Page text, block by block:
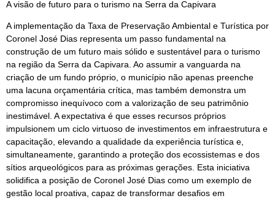
A visão de futuro para o turismo na Serra da Capivara
A implementação da Taxa de Preservação Ambiental e Turística por
Coronel José Dias representa um passo fundamental na
construção de um futuro mais sólido e sustentável para o turismo
na região da Serra da Capivara. Ao assumir a vanguarda na
criação de um fundo próprio, o município não apenas preenche
uma lacuna orçamentária crítica, mas também demonstra um
compromisso inequívoco com a valorização de seu patrimônio
inestimável. A expectativa é que esses recursos próprios
impulsionem um ciclo virtuoso de investimentos em infraestrutura e
capacitação, elevando a qualidade da experiência turística e,
simultaneamente, garantindo a proteção dos ecossistemas e dos
sítios arqueológicos para as próximas gerações. Esta iniciativa
solidifica a posição de Coronel José Dias como um exemplo de
gestão local proativa, capaz de transformar desafios em